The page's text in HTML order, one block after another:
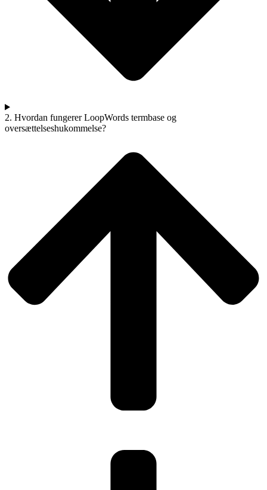
2. Hvordan fungerer LoopWords termbase og
oversættelseshukommelse?